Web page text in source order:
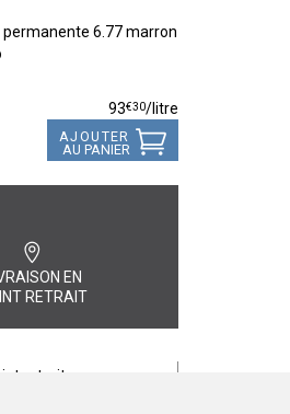
6.77 marron
93€30/litre
AJOUTER
AU PANIER
EN
RETRAIT
retrait